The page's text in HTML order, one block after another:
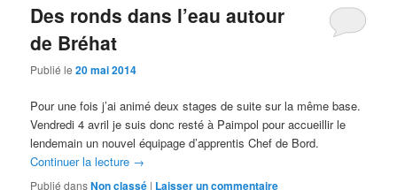
Des ronds dans l’eau autour
de Bréhat
Publié le20 mai 2014
Pour une fois j’ai animé deux stages de suite sur la même base.
Vendredi 4 avril je suis donc resté à Paimpol pour accueillir le
lendemain un nouvel équipage d’apprentis Chef de Bord.
Continuer la lecture →
Publié dansNon classé | Laisser un commentaire